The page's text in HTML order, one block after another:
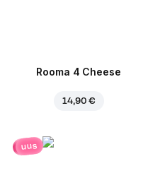
Rooma 4 Cheese
14,90 €
uus